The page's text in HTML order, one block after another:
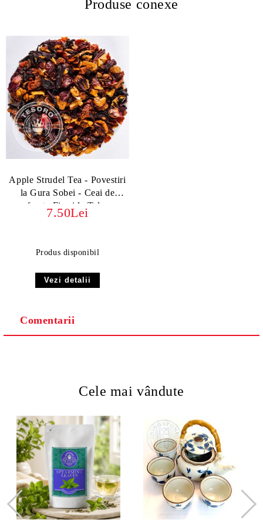
Produse conexe
Apple Strudel Tea - Povestiri
la Gura Sobei - Ceai de
fructe Fireside Tales
7.50Lei
Produs disponibil
Vezi detalii
Comentarii
Cele mai vândute